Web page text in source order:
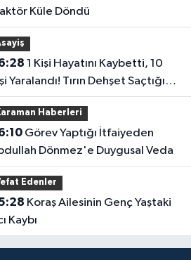
Küle Döndü
Yaralandı! Tırın Dehşet Saçtığı
Ortaya Çıktı
Haberleri
Görev Yaptığı İtfaiyeden
Dönmez'e Duygusal Veda
Edenler
Kaybı